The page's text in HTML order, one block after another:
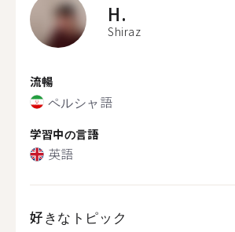
H.
Shiraz
流暢
ペルシャ語
学習中の言語
英語
好きなトピック